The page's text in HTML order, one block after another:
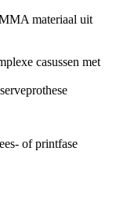
materiaal uit
casussen met
of printfase